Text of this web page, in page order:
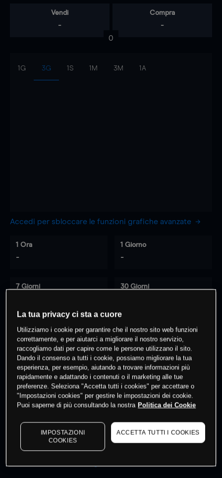
Vendi
-
Compra
-
0
1G 3G 1S 1M 3M 1A
Accedi per sbloccare le funzioni grafiche avanzate
1 Ora
-
1 Giorno
-
7 Giorni 30 Giorni
0% dei clienti hanno posizioni su
questo prodotto
Fai trading
I prezzi sono solo indicativi.
La tua privacy ci sta a cuore
Utilizziamo i cookie per garantire che il nostro sito web funzioni
correttamente, e per aiutarci a migliorare il nostro servizio,
raccogliamo dati per capire come le persone utilizzano il sito.
Dando il consenso a tutti i cookie, possiamo migliorare la tua
esperienza, per esempio, aiutando a trovare informazioni più
rapidamente e adattando i contenuti o il marketing alle tue
preferenze. Seleziona "Accetta tutti i cookies" per accettare o
"Impostazioni cookies" per gestire le impostazioni dei cookie.
Puoi saperne di più consultando la nostra Politica dei Cookie
IMPOSTAZIONI
COOKIES
ACCETTA TUTTI I COOKIES